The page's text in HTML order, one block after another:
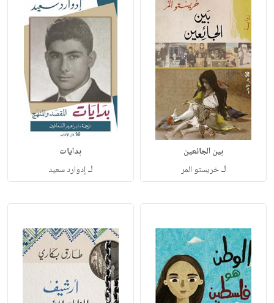
بين الجائعين
لـخريستو المر
بدايات
لـإدوارد سعيد